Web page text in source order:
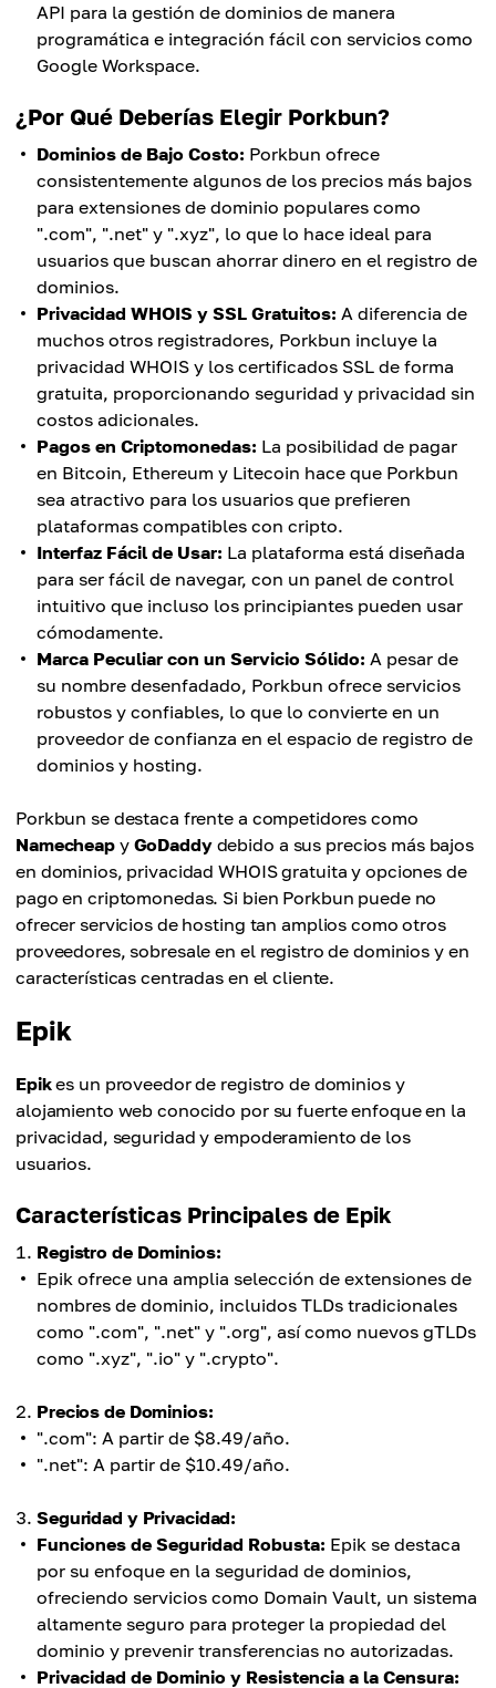
API para la gestión de dominios de manera
programática e integración fácil con servicios como
Google Workspace.
¿Por Qué Deberías Elegir Porkbun?
Dominios de Bajo Costo: Porkbun ofrece
consistentemente algunos de los precios más bajos
para extensiones de dominio populares como
".com", ".net" y ".xyz", lo que lo hace ideal para
usuarios que buscan ahorrar dinero en el registro de
dominios.
Privacidad WHOIS y SSL Gratuitos: A diferencia de
muchos otros registradores, Porkbun incluye la
privacidad WHOIS y los certificados SSL de forma
gratuita, proporcionando seguridad y privacidad sin
costos adicionales.
Pagos en Criptomonedas: La posibilidad de pagar
en Bitcoin, Ethereum y Litecoin hace que Porkbun
sea atractivo para los usuarios que prefieren
plataformas compatibles con cripto.
Interfaz Fácil de Usar: La plataforma está diseñada
para ser fácil de navegar, con un panel de control
intuitivo que incluso los principiantes pueden usar
cómodamente.
Marca Peculiar con un Servicio Sólido: A pesar de
su nombre desenfadado, Porkbun ofrece servicios
robustos y confiables, lo que lo convierte en un
proveedor de confianza en el espacio de registro de
dominios y hosting.
Porkbun se destaca frente a competidores como
Namecheapy GoDaddydebido a sus precios más bajos
en dominios, privacidad WHOIS gratuita y opciones de
pago en criptomonedas. Si bien Porkbun puede no
ofrecer servicios de hosting tan amplios como otros
proveedores, sobresale en el registro de dominios y en
características centradas en el cliente.
Epik
Epikes un proveedor de registro de dominios y
alojamiento web conocido por su fuerte enfoque en la
privacidad, seguridad y empoderamiento de los
usuarios.
Características Principales de Epik
Registro de Dominios:
Epik ofrece una amplia selección de extensiones de
nombres de dominio, incluidos TLDs tradicionales
como ".com", ".net" y ".org", así como nuevos gTLDs
como ".xyz", ".io" y ".crypto".
Precios de Dominios:
".com": A partir de $8.49/año.
".net": A partir de $10.49/año.
Seguridad y Privacidad:
Funciones de Seguridad Robusta: Epik se destaca
por su enfoque en la seguridad de dominios,
ofreciendo servicios como Domain Vault, un sistema
altamente seguro para proteger la propiedad del
dominio y prevenir transferencias no autorizadas.
Privacidad de Dominio y Resistencia a la Censura: